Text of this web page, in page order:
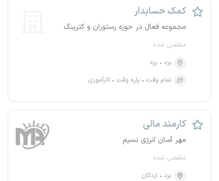
کمک حسابدار
مجموعه فعال در حوزه رستوران و کترینگ
منقضی شده
یزد
یزد
تمام وقت
پاره وقت کارآموزی
کارمند مالی
مهر آسان انرژی نسیم
منقضی شده
یزد
اردکان